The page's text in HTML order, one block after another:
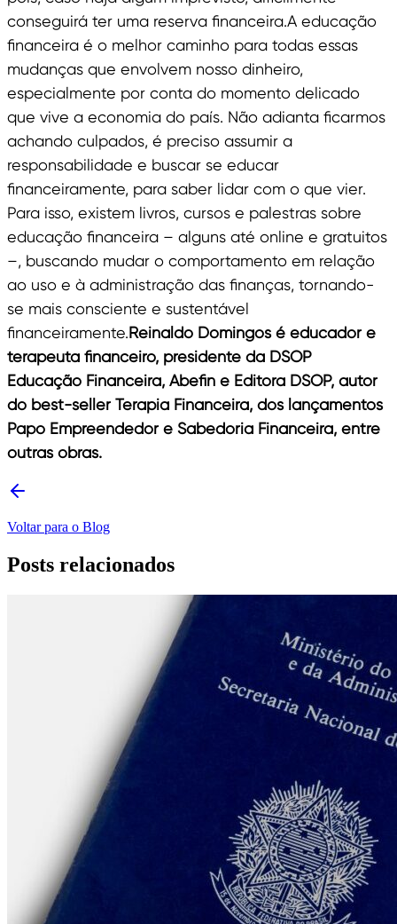
conseguirá ter uma reserva financeira.A educação
financeira é o melhor caminho para todas essas
mudanças que envolvem nosso dinheiro,
especialmente por conta do momento delicado
que vive a economia do país. Não adianta ficarmos
achando culpados, é preciso assumir a
responsabilidade e buscar se educar
financeiramente, para saber lidar com o que vier.
Para isso, existem livros, cursos e palestras sobre
educação financeira – alguns até online e gratuitos
–, buscando mudar o comportamento em relação
ao uso e à administração das finanças, tornando-
se mais consciente e sustentável
financeiramente.Reinaldo Domingos é educador e
terapeuta financeiro, presidente da DSOP
Educação Financeira, Abefin e Editora DSOP, autor
do best-seller Terapia Financeira, dos lançamentos
Papo Empreendedor e Sabedoria Financeira, entre
outras obras.
Voltar para o Blog
Posts relacionados